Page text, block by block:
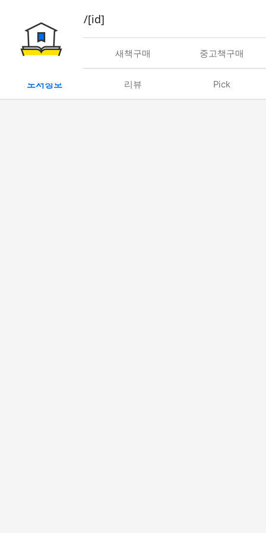
book/rent/[id]
대여 새책구매 중고책구매
도서정보 리뷰 Pick